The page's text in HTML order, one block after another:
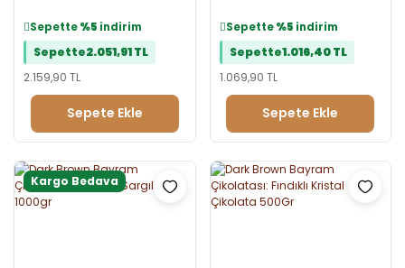
Sepette%5 indirim
Sepette2.051,91 TL
2.159,90 TL
Sepete Ekle
Sepette%5 indirim
Sepette1.016,40 TL
1.069,90 TL
Sepete Ekle
Kargo Bedava